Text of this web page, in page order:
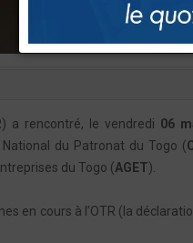
a rencontré, le vendredi 06
du Patronat du Togo (
du Togo (AGET).
en cours à l’OTR (la